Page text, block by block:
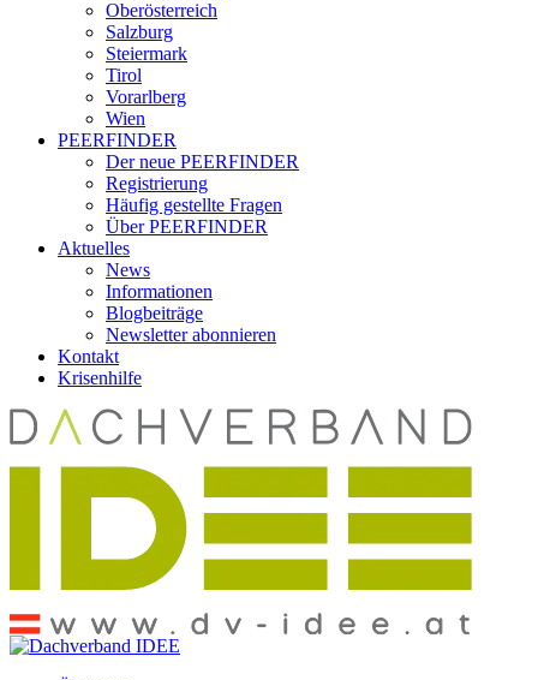
Oberösterreich
Salzburg
Steiermark
Tirol
Vorarlberg
Wien
PEERFINDER
Der neue PEERFINDER
Registrierung
Häufig gestellte Fragen
Über PEERFINDER
Aktuelles
News
Informationen
Blogbeiträge
Newsletter abonnieren
Kontakt
Krisenhilfe